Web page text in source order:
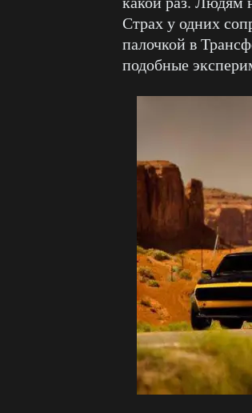
Страх у одних
палочкой в
подобные